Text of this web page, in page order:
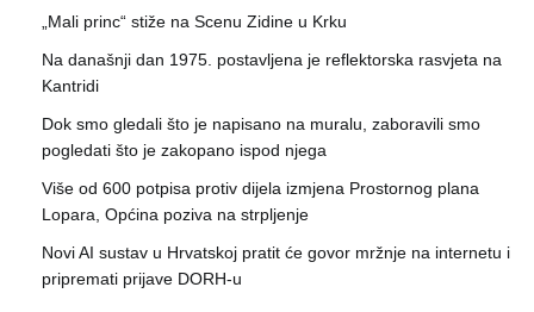
„Mali princ“ stiže na Scenu Zidine u Krku
Na današnji dan 1975. postavljena je reflektorska rasvjeta na
Kantridi
Dok smo gledali što je napisano na muralu, zaboravili smo
pogledati što je zakopano ispod njega
Više od 600 potpisa protiv dijela izmjena Prostornog plana
Lopara, Općina poziva na strpljenje
Novi AI sustav u Hrvatskoj pratit će govor mržnje na internetu i
pripremati prijave DORH-u